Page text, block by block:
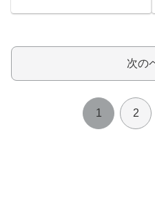
次の
1 2